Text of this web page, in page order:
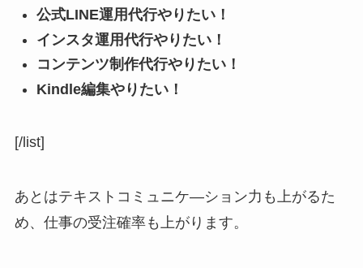
公式LINE運用代行やりたい！
インスタ運用代行やりたい！
コンテンツ制作代行やりたい！
Kindle編集やりたい！
[/list]
あとはテキストコミュニケ―ション力も上がるた
め、仕事の受注確率も上がります。